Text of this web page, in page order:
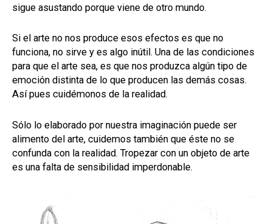
sigue asustando porque viene de otro mundo.
Si el arte no nos produce esos efectos es que no
funciona, no sirve y es algo inútil. Una de las condiciones
para que el arte sea, es que nos produzca algún tipo de
emoción distinta de lo que producen las demás cosas.
Así pues cuidémonos de la realidad.
Sólo lo elaborado por nuestra imaginación puede ser
alimento del arte, cuidemos también que éste no se
confunda con la realidad. Tropezar con un objeto de arte
es una falta de sensibilidad imperdonable.